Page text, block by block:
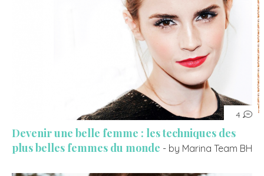
4
Devenir une belle femme : les techniques des
plus belles femmes du monde - by Marina Team BH